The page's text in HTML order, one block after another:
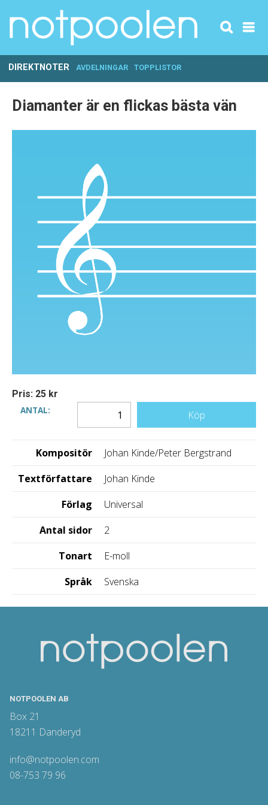
DIREKTNOTER AVDELNINGAR TOPPLISTOR
Diamanter är en flickas bästa vän
Pris: 25 kr
ANTAL:
Köp
Kompositör
Johan Kinde/Peter Bergstrand
Textförfattare
Johan Kinde
Förlag
Universal
Antal sidor
2
Tonart
E-moll
Språk
Svenska
NOTPOOLEN AB
Box 21
18211 Danderyd
info@notpoolen.com
08-753 79 96